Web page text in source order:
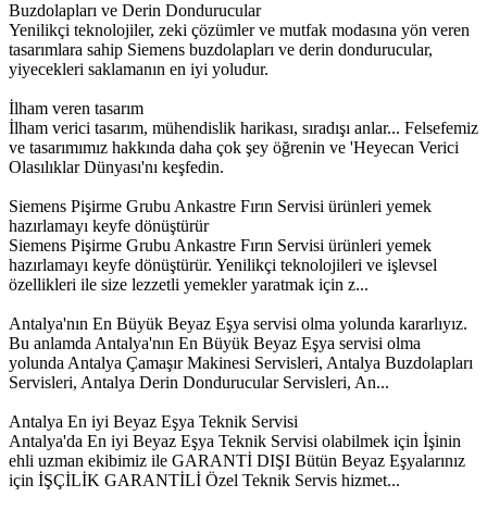
Buzdolapları ve Derin Dondurucular
Yenilikçi teknolojiler, zeki çözümler ve mutfak modasına yön veren
tasarımlara sahip Siemens buzdolapları ve derin dondurucular,
yiyecekleri saklamanın en iyi yoludur.
İlham veren tasarım
İlham verici tasarım, mühendislik harikası, sıradışı anlar... Felsefemiz
ve tasarımımız hakkında daha çok şey öğrenin ve 'Heyecan Verici
Olasılıklar Dünyası'nı keşfedin.
Siemens Pişirme Grubu Ankastre Fırın Servisi ürünleri yemek
hazırlamayı keyfe dönüştürür
Siemens Pişirme Grubu Ankastre Fırın Servisi ürünleri yemek
hazırlamayı keyfe dönüştürür. Yenilikçi teknolojileri ve işlevsel
özellikleri ile size lezzetli yemekler yaratmak için z...
Antalya'nın En Büyük Beyaz Eşya servisi olma yolunda kararlıyız.
Bu anlamda Antalya'nın En Büyük Beyaz Eşya servisi olma
yolunda Antalya Çamaşır Makinesi Servisleri, Antalya Buzdolapları
Servisleri, Antalya Derin Dondurucular Servisleri, An...
Antalya En iyi Beyaz Eşya Teknik Servisi
Antalya'da En iyi Beyaz Eşya Teknik Servisi olabilmek için İşinin
ehli uzman ekibimiz ile GARANTİ DIŞI Bütün Beyaz Eşyalarınız
için İŞÇİLİK GARANTİLİ Özel Teknik Servis hizmet...